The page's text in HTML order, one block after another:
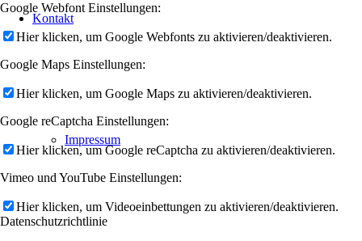
Kontakt
Impressum
Google Webfont Einstellungen:
Hier klicken, um Google Webfonts zu aktivieren/deaktivieren.
Google Maps Einstellungen:
Hier klicken, um Google Maps zu aktivieren/deaktivieren.
Google reCaptcha Einstellungen:
Hier klicken, um Google reCaptcha zu aktivieren/deaktivieren.
Vimeo und YouTube Einstellungen:
Hier klicken, um Videoeinbettungen zu aktivieren/deaktivieren.
Datenschutzrichtlinie